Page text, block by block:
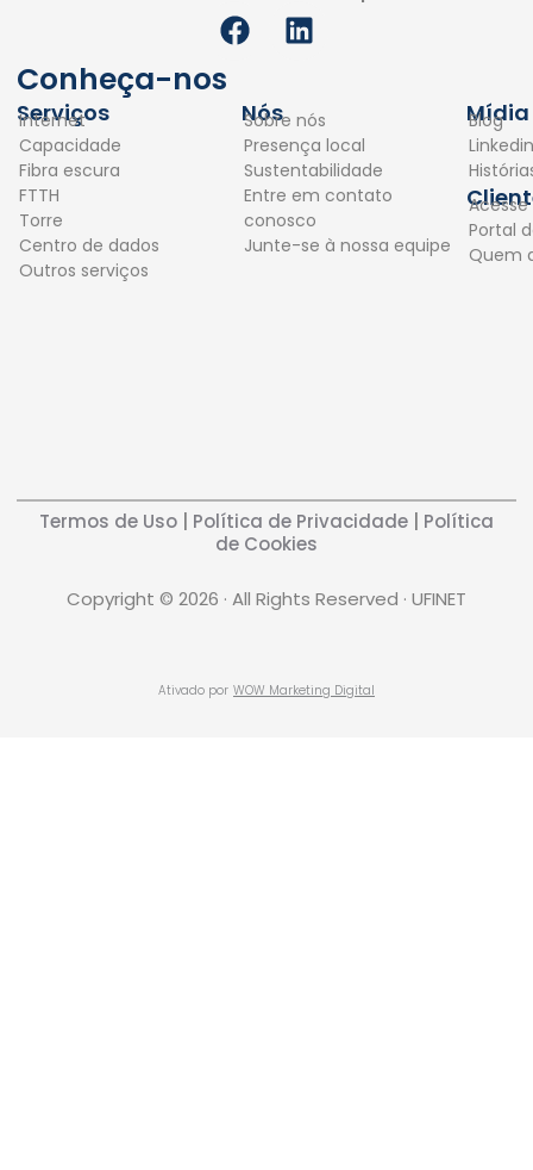
F
a
e
b
o
o
k
L
i
e
d
i
n
Conheça-nos
Serviços
Internet
Capacidade
Fibra escura
FTTH
Torre
Centro de dados
Outros serviços
Nós
Sobre nós
Presença local
Sustentabilidade
Entre em contato
conosco
Junte-se à nossa equipe
Mídia
Blog
Linkedin
Acesse
Portal
Quem
Termos de Uso | Política de Privacidade | Política
de Cookies
Copyright © 2026 · All Rights Reserved · UFINET
Ativado por WOW Marketing Digital